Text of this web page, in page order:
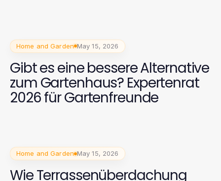
Home and Garden May 15, 2026
Gibt es eine bessere Alternative
zum Gartenhaus? Expertenrat
2026 für Gartenfreunde
Home and Garden May 15, 2026
Wie Terrassenüberdachung